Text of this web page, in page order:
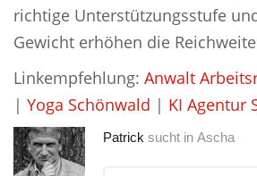
richtige Unterstützungsstufe
Gewicht erhöhen die
Linkempfehlung: Anwalt
| Yoga Schönwald | KI Agentur
Patrick sucht in Ascha